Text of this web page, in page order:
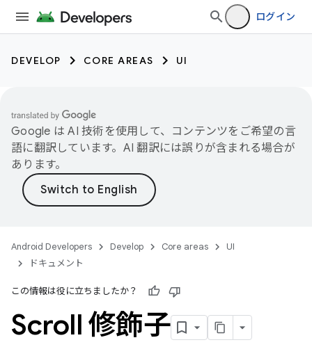
ログイン
DEVELOP CORE AREAS UI
Google は AI 技術を使用して、コンテンツをご希望の言
語に翻訳しています。AI 翻訳には誤りが含まれる場合が
あります。
Android Developers Develop Core areas
UI
ドキュメント
この情報は役に立ちましたか？
Scroll 修飾子